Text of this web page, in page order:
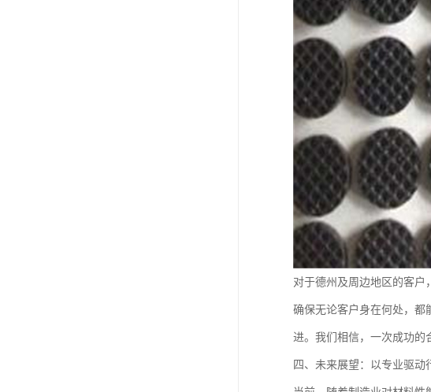
对于德州及周边地区的客户
确保无论客户身在何处，都
进。我们相信，一次成功的
四、未来展望：以专业驱动